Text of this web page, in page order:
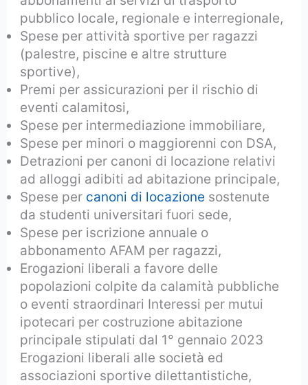
pubblico locale, regionale e interregionale,
Spese per attività sportive per ragazzi
(palestre, piscine e altre strutture
sportive),
Premi per assicurazioni per il rischio di
eventi calamitosi,
Spese per intermediazione immobiliare,
Spese per minori o maggiorenni con DSA,
Detrazioni per canoni di locazione relativi
ad alloggi adibiti ad abitazione principale,
Spese per canoni di locazione sostenute
da studenti universitari fuori sede,
Spese per iscrizione annuale o
abbonamento AFAM per ragazzi,
Erogazioni liberali a favore delle
popolazioni colpite da calamità pubbliche
o eventi straordinari Interessi per mutui
ipotecari per costruzione abitazione
principale stipulati dal 1° gennaio 2023
Erogazioni liberali alle società ed
associazioni sportive dilettantistiche,